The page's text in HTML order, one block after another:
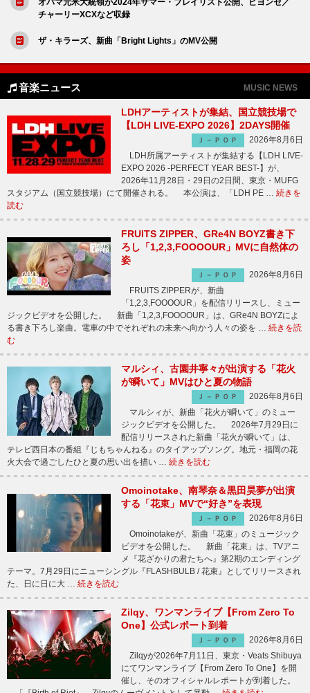
チャーリーXCXなど収録
ザ・キラーズ、新曲「Bright Lights」のMV公開
音楽ニュース MUSIC NEWS
LDHアーティストが集結、国立競技場で
【LDH LIVE-EXPO 2026】2DAYS開催
Ｊ－ＰＯＰ
2026年8月6日
LDH所属アーティストが集結する【LDH LIVE-
EXPO 2026 -PERFECT YEAR BEST-】が、
2026年11月28日・29日の2日間、東京・MUFG
スタジアム（国立競技場）にて開催される。 本公演は、「LDH PE … 続きを
読む
FRUITS ZIPPER、GRe4N BOYZ書き下
ろし「1,2,3,FOOOOUR」MVに自然体の
姿
Ｊ－ＰＯＰ
2026年8月6日
FRUITS ZIPPERが、新曲
「1,2,3,FOOOOUR」を配信リリースし、ミュー
ジックビデオを公開した。 新曲「1,2,3,FOOOOUR」は、GRe4N BOYZによ
る書き下ろし楽曲。電車の中でそれぞれの未来へ向かう人々の姿を … 続きを読
む
マルシィ、古園井寧々が出演する「花火
が瞬いて」MVはひと夏の物語
Ｊ－ＰＯＰ
2026年8月6日
マルシィが、新曲「花火が瞬いて」のミュー
ジックビデオを公開した。 2026年7月29日に
配信リリースされた新曲「花火が瞬いて」は、
テレビ西日本の番組『じもちゃんねる』のタイアップソング。地元・福岡の花
火大会で過ごしたひと夏の思い出を描い … 続きを読む
Omoinotake、南琴奈＆黒田昊夢が出演
する「花束」MVで“好き”を表現
Ｊ－ＰＯＰ
2026年8月6日
Omoinotakeが、新曲「花束」のミュージック
ビデオを公開した。 新曲「花束」は、TVアニ
メ『花ざかりの君たちへ』第2期のエンディング
テーマ。7月29日にニューシングル『FLASHBULB / 花束』としてリリースされ
た、日に日に大 … 続きを読む
Zilqy、ワンマンライブ【From Zero To
One】公式レポート到着
Ｊ－ＰＯＰ
2026年8月6日
Zilqyが2026年7月11日、東京・Veats Shibuya
にてワンマンライブ【From Zero To One】を開
催し、そのオフィシャルレポートが到着した。